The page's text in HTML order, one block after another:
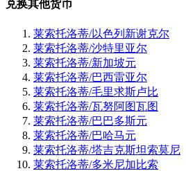
兑换其他货币
莱索托洛蒂/以色列新谢克尔
莱索托洛蒂/沙特里亚尔
莱索托洛蒂/新加坡元
莱索托洛蒂/巴西雷亚尔
莱索托洛蒂/毛里求斯卢比
莱索托洛蒂/瓦努阿图瓦图
莱索托洛蒂/巴巴多斯元
莱索托洛蒂/巴哈马元
莱索托洛蒂/塔吉克斯坦索莫尼
莱索托洛蒂/多米尼加比索